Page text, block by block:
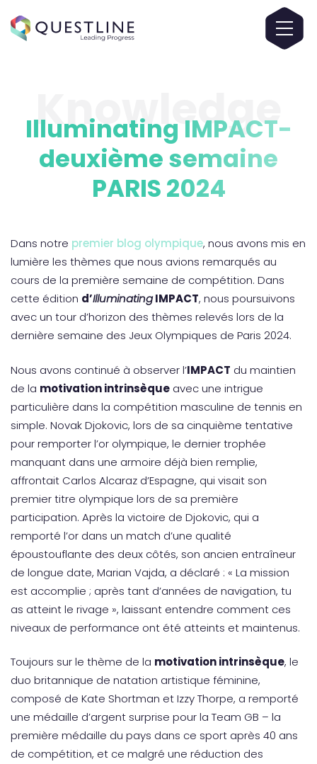
Knowledge
Illuminating IMPACT-
deuxième semaine
PARIS 2024
Dans notre premier blog olympique, nous avons mis en
lumière les thèmes que nous avions remarqués au
cours de la première semaine de compétition. Dans
cette édition d’IlluminatingIMPACT, nous poursuivons
avec un tour d’horizon des thèmes relevés lors de la
dernière semaine des Jeux Olympiques de Paris 2024.
Nous avons continué à observer l’IMPACT du maintien
de la motivation intrinsèque avec une intrigue
particulière dans la compétition masculine de tennis en
simple. Novak Djokovic, lors de sa cinquième tentative
pour remporter l’or olympique, le dernier trophée
manquant dans une armoire déjà bien remplie,
affrontait Carlos Alcaraz d’Espagne, qui visait son
premier titre olympique lors de sa première
participation. Après la victoire de Djokovic, qui a
remporté l’or dans un match d’une qualité
époustouflante des deux côtés, son ancien entraîneur
de longue date, Marian Vajda, a déclaré : « La mission
est accomplie ; après tant d’années de navigation, tu
as atteint le rivage », laissant entendre comment ces
niveaux de performance ont été atteints et maintenus.
Toujours sur le thème de la motivation intrinsèque, le
duo britannique de natation artistique féminine,
composé de Kate Shortman et Izzy Thorpe, a remporté
une médaille d’argent surprise pour la Team GB – la
première médaille du pays dans ce sport après 40 ans
de compétition, et ce malgré une réduction des